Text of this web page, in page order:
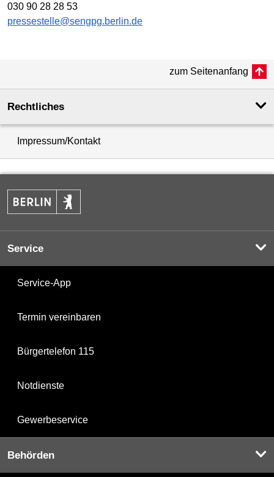
030 90 28 28 53
pressestelle@sengpg.berlin.de
zum Seitenanfang
Rechtliches
Impressum/Kontakt
Service
Service-App
Termin vereinbaren
Bürgertelefon 115
Notdienste
Gewerbeservice
Behörden